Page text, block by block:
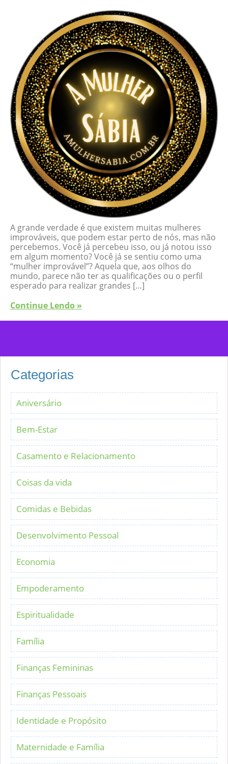
A grande verdade é que existem muitas mulheres
improváveis, que podem estar perto de nós, mas não
percebemos. Você já percebeu isso, ou já notou isso
em algum momento? Você já se sentiu como uma
“mulher improvável”? Aquela que, aos olhos do
mundo, parece não ter as qualificações ou o perfil
esperado para realizar grandes […]
Continue Lendo »
Categorias
Aniversário
Bem-Estar
Casamento e Relacionamento
Coisas da vida
Comidas e Bebidas
Desenvolvimento Pessoal
Economia
Empoderamento
Espiritualidade
Família
Finanças Femininas
Finanças Pessoais
Identidade e Propósito
Maternidade e Família